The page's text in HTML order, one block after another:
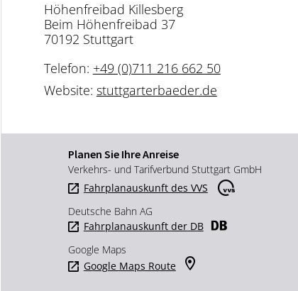
Höhenfreibad Killesberg
Beim Höhenfreibad 37
70192 Stuttgart
Telefon: +49 (0)711 216 662 50
Website: stuttgarterbaeder.de
Planen Sie Ihre Anreise
Verkehrs- und Tarifverbund Stuttgart GmbH
Fahrplanauskunft des VVS
Deutsche Bahn AG
Fahrplanauskunft der DB
Google Maps
Google Maps Route